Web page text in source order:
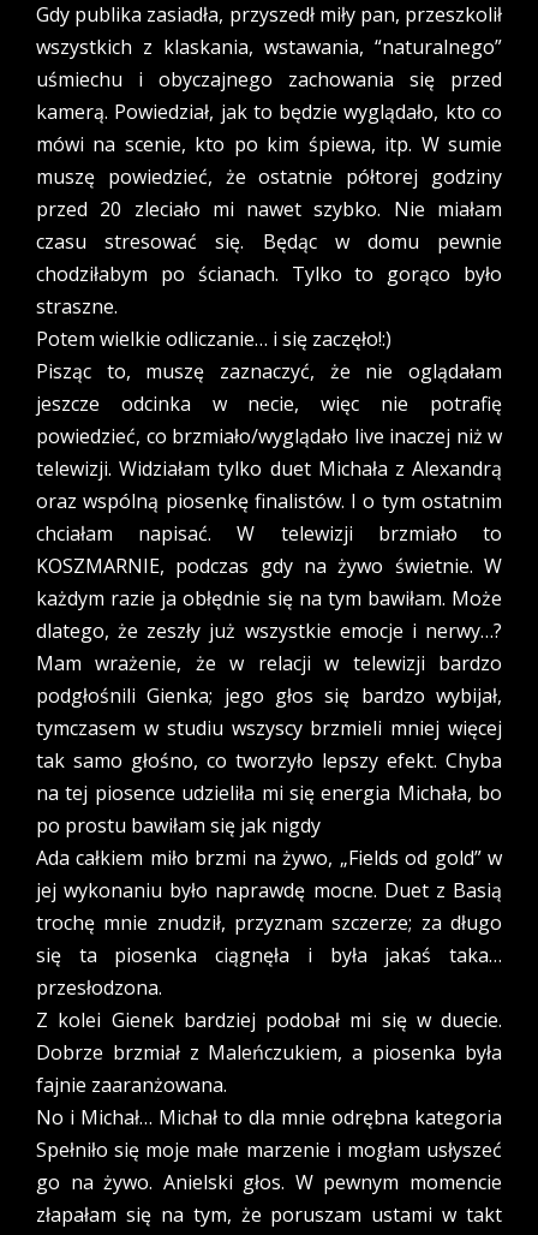
Gdy publika zasiadła, przyszedł miły pan, przeszkolił
wszystkich z klaskania, wstawania, “naturalnego”
uśmiechu i obyczajnego zachowania się przed
kamerą. Powiedział, jak to będzie wyglądało, kto co
mówi na scenie, kto po kim śpiewa, itp. W sumie
muszę powiedzieć, że ostatnie półtorej godziny
przed 20 zleciało mi nawet szybko. Nie miałam
czasu stresować się. Będąc w domu pewnie
chodziłabym po ścianach. Tylko to gorąco było
straszne.
Potem wielkie odliczanie… i się zaczęło!:)
Pisząc to, muszę zaznaczyć, że nie oglądałam
jeszcze odcinka w necie, więc nie potrafię
powiedzieć, co brzmiało/wyglądało live inaczej niż w
telewizji. Widziałam tylko duet Michała z Alexandrą
oraz wspólną piosenkę finalistów. I o tym ostatnim
chciałam napisać. W telewizji brzmiało to
KOSZMARNIE, podczas gdy na żywo świetnie. W
każdym razie ja obłędnie się na tym bawiłam. Może
dlatego, że zeszły już wszystkie emocje i nerwy…?
Mam wrażenie, że w relacji w telewizji bardzo
podgłośnili Gienka; jego głos się bardzo wybijał,
tymczasem w studiu wszyscy brzmieli mniej więcej
tak samo głośno, co tworzyło lepszy efekt. Chyba
na tej piosence udzieliła mi się energia Michała, bo
po prostu bawiłam się jak nigdy
Ada całkiem miło brzmi na żywo, „Fields od gold” w
jej wykonaniu było naprawdę mocne. Duet z Basią
trochę mnie znudził, przyznam szczerze; za długo
się ta piosenka ciągnęła i była jakaś taka…
przesłodzona.
Z kolei Gienek bardziej podobał mi się w duecie.
Dobrze brzmiał z Maleńczukiem, a piosenka była
fajnie zaaranżowana.
No i Michał… Michał to dla mnie odrębna kategoria
Spełniło się moje małe marzenie i mogłam usłyszeć
go na żywo. Anielski głos. W pewnym momencie
złapałam się na tym, że poruszam ustami w takt